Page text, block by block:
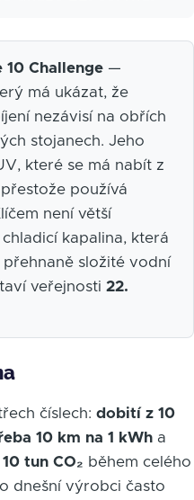
10 Challenge —
má ukázat, že
nezávisí na obřích
stojanech. Jeho
které se má nabít z
používá
není větší
kapalina, která
složité vodní
veřejnosti 22.
číslech: dobití z 10
10 km na 1 kWh a
tun CO₂ během celého
dnešní výrobci často